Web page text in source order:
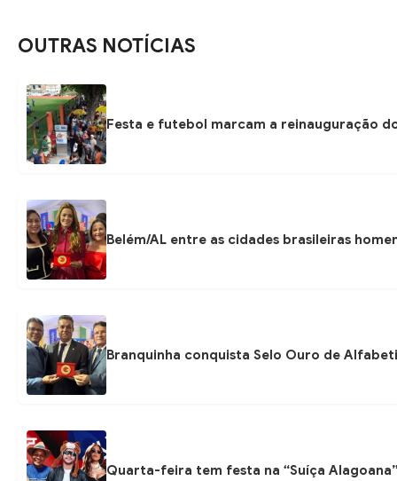
OUTRAS NOTÍCIAS
Festa e futebol marcam a reinauguração
Belém/AL entre as cidades brasileiras
Branquinha conquista Selo Ouro de
Quarta-feira tem festa na “Suíça